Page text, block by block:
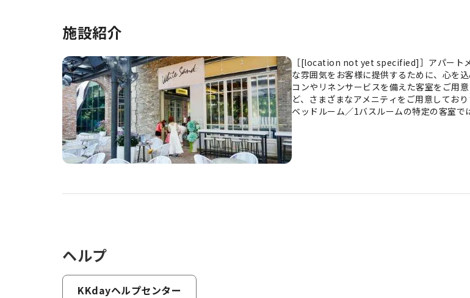
施設紹介
［[location not yet specified]］アパート
な雰囲気をお客様に提供するために、心を
コンやリネンサービスを備えた客室をご用
ど、さまざまなアメニティをご用意して
ベッドルーム／1バスルームの特定の客室
ヘルプ
KKdayヘルプセンター